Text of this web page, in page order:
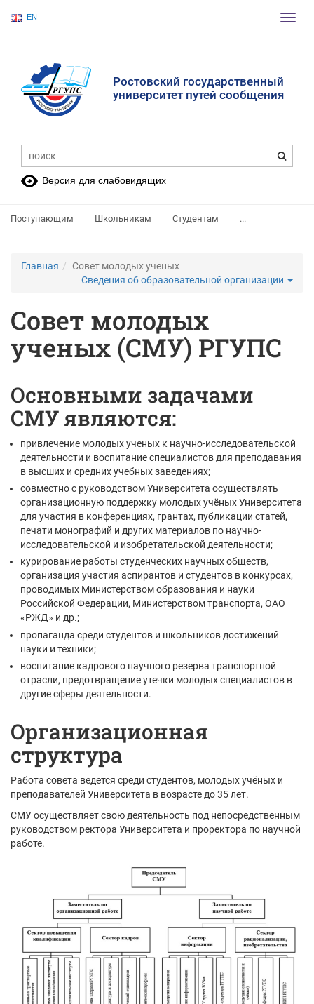
EN
Ростовский государственный
университет путей сообщения
Версия для слабовидящих
Поступающим Школьникам Студентам ...
Главная
Совет молодых ученых
Сведения об образовательной организации
Совет молодых
ученых (СМУ) РГУПС
Основными задачами
СМУ являются:
привлечение молодых ученых к научно-исследовательской
деятельности и воспитание специалистов для преподавания
в высших и средних учебных заведениях;
совместно с руководством Университета осуществлять
организационную поддержку молодых учёных Университета
для участия в конференциях, грантах, публикации статей,
печати монографий и других материалов по научно-
исследовательской и изобретательской деятельности;
курирование работы студенческих научных обществ,
организация участия аспирантов и студентов в конкурсах,
проводимых Министерством образования и науки
Российской Федерации, Министерством транспорта, ОАО
«РЖД» и др.;
пропаганда среди студентов и школьников достижений
науки и техники;
воспитание кадрового научного резерва транспортной
отрасли, предотвращение утечки молодых специалистов в
другие сферы деятельности.
Организационная
структура
Работа совета ведется среди студентов, молодых учёных и
преподавателей Университета в возрасте до 35 лет.
СМУ осуществляет свою деятельность под непосредственным
руководством ректора Университета и проректора по научной
работе.